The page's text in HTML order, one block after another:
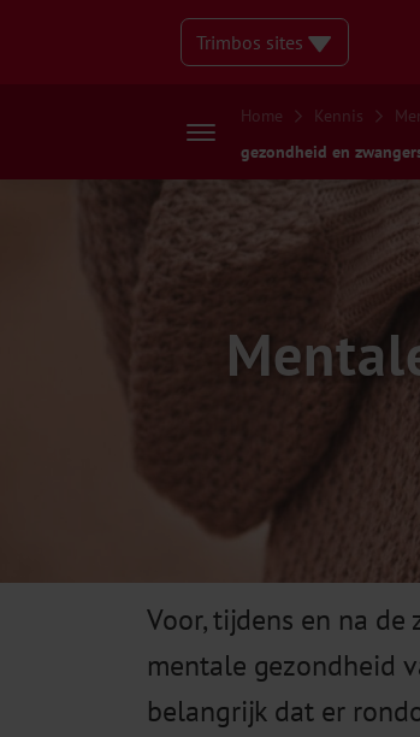
Trimbos sites
Home Kennis
gezondheid en
Voor, tijdens en na
mentale gezondheid
belangrijk dat er